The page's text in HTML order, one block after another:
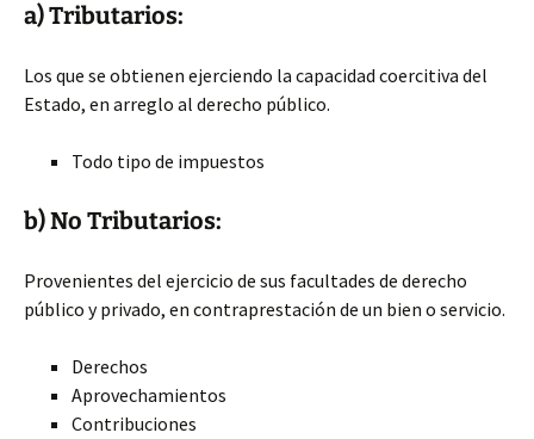
a) Tributarios:
Los que se obtienen ejerciendo la capacidad coercitiva del
Estado, en arreglo al derecho público.
Todo tipo de impuestos
b) No Tributarios:
Provenientes del ejercicio de sus facultades de derecho
público y privado, en contraprestación de un bien o servicio.
Derechos
Aprovechamientos
Contribuciones